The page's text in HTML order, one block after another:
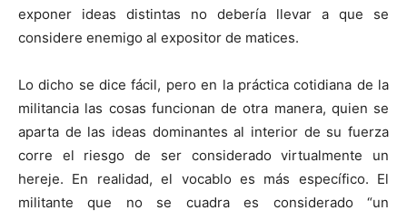
exponer ideas distintas no debería llevar a que se
considere enemigo al expositor de matices.
Lo dicho se dice fácil, pero en la práctica cotidiana de la
militancia las cosas funcionan de otra manera, quien se
aparta de las ideas dominantes al interior de su fuerza
corre el riesgo de ser considerado virtualmente un
hereje. En realidad, el vocablo es más específico. El
militante que no se cuadra es considerado “un